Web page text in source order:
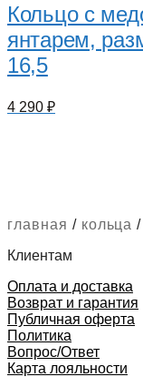
Кольцо с
янтарем,
16,5
4 290 ₽
главная / кольца /
Клиентам
Оплата и доставка
Возврат и гарантия
Публичная оферта
Политика
Вопрос/Ответ
Карта лояльности